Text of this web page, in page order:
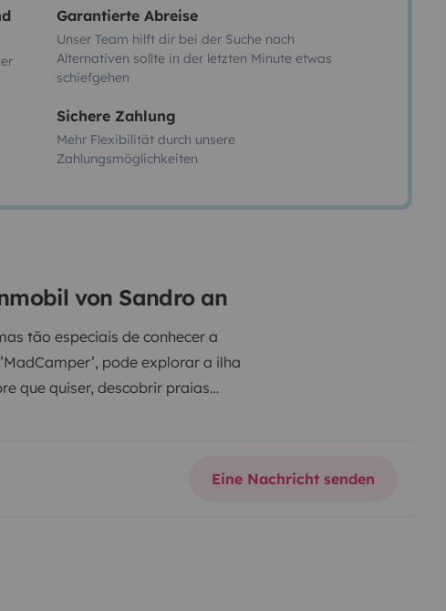
Garantierte Abreise
Unser Team hilft dir bei der Suche nach
Alternativen sollte in der letzten Minute etwas
schiefgehen
Sichere Zahlung
Mehr Flexibilität durch unsere
Zahlungsmöglichkeiten
von Sandro an
tão especiais de conhecer a
pode explorar a ilha
que quiser, descobrir praias
natureza.
dos lugares mais incríveis da
sem preocupações nem
simplesmente explorar a ilha de
Eine Nachricht senden